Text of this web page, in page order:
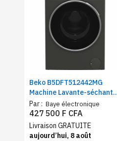
Beko B5DFT512442MG
Machine Lavante-séchante
| Capacité Lavage 12 Kg /
Séchage 8 Kg | Moteur
ProSmart Inverter™ | Wifi
Par : Baye électronique
427 500 F CFA
Livraison GRATUITE
aujourd’hui, 8 août